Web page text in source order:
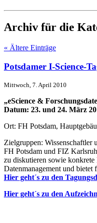
Archiv für die
« Ältere Einträge
Potsdamer I-Science-
Mittwoch, 7. April 2010
„eScience &
Datum: 23. und 24. März
Ort: FH Potsdam,
Zielgruppen: Wissenschaftler
FH Potsdam und FIZ
zu diskutieren sowie
Datenmanagement und
Hier geht´s zu den
Hier geht´s zu den